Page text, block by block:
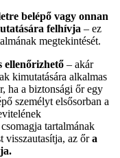
belépő vagy onnan
felhívja – ez
megtekintését.
ellenőrizhető – akár
kimutatására alkalmas
ha a biztonsági őr egy
személyt elsősorban a
tartalmának
visszautasítja, az őra